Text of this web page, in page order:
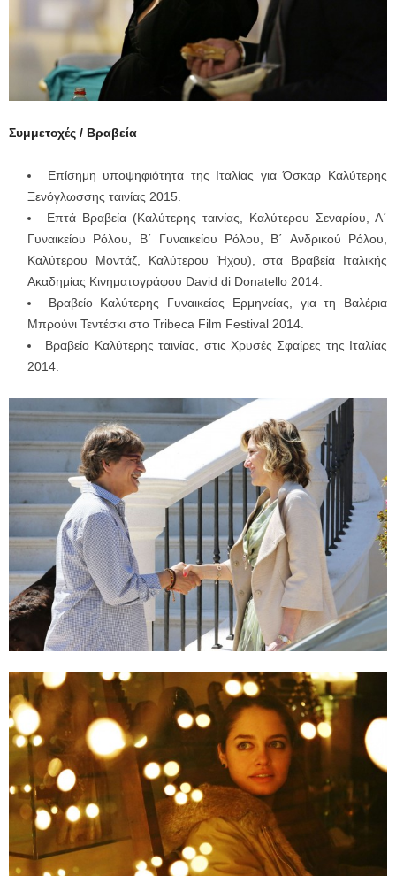
Συμμετοχές / Βραβεία
Επίσημη υποψηφιότητα της Ιταλίας για Όσκαρ Καλύτερης
Ξενόγλωσσης ταινίας 2015.
Επτά Βραβεία (Καλύτερης ταινίας, Καλύτερου Σεναρίου, Α΄
Γυναικείου Ρόλου, Β΄ Γυναικείου Ρόλου, Β΄ Ανδρικού Ρόλου,
Καλύτερου Μοντάζ, Καλύτερου Ήχου), στα Βραβεία Ιταλικής
Ακαδημίας Κινηματογράφου David di Donatello 2014.
Βραβείο Καλύτερης Γυναικείας Ερμηνείας, για τη Βαλέρια
Μπρούνι Τεντέσκι στο Tribeca Film Festival 2014.
Βραβείο Καλύτερης ταινίας, στις Χρυσές Σφαίρες της Ιταλίας
2014.